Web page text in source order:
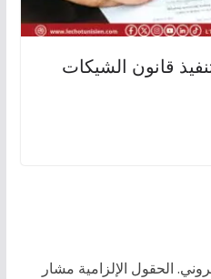
قانون الشيكات
الحقول الإلزامية مشار